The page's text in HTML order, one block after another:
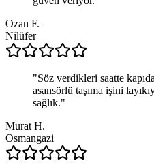
Ozan F.
Nilüfer
"Söz verdikleri saatte
asansörlü taşıma işini
sağlık."
Murat H.
Osmangazi